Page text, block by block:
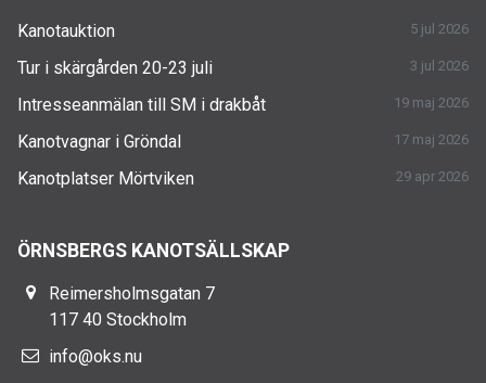
Kanotauktion 5 jul 2026
Tur i skärgården 20-23 juli 3 jul 2026
Intresseanmälan till SM i drakbåt 19 maj 2026
Kanotvagnar i Gröndal 17 maj 2026
Kanotplatser Mörtviken 29 apr 2026
ÖRNSBERGS KANOTSÄLLSKAP
Reimersholmsgatan 7
117 40 Stockholm
info@oks.nu